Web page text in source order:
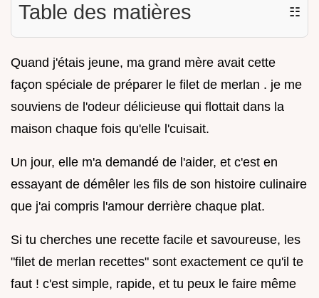
Table des matières ☷
Quand j'étais jeune, ma grand mère avait cette
façon spéciale de préparer le filet de merlan . je me
souviens de l'odeur délicieuse qui flottait dans la
maison chaque fois qu'elle l'cuisait.
Un jour, elle m'a demandé de l'aider, et c'est en
essayant de démêler les fils de son histoire culinaire
que j'ai compris l'amour derrière chaque plat.
Si tu cherches une recette facile et savoureuse, les
"filet de merlan recettes" sont exactement ce qu'il te
faut ! c'est simple, rapide, et tu peux le faire même